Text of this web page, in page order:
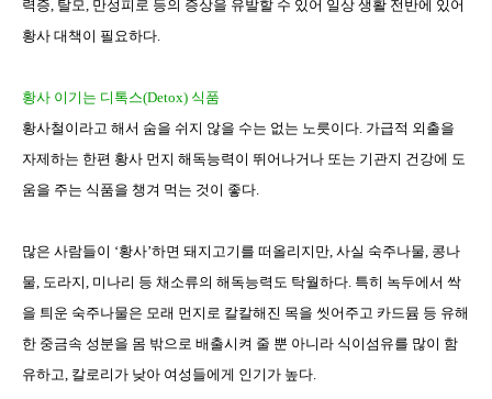
력증, 탈모, 만성피로 등의 증상을 유발할 수 있어 일상 생활 전반에 있어
황사 대책이 필요하다.
황사 이기는 디톡스(Detox) 식품
황사철이라고 해서 숨을 쉬지 않을 수는 없는 노릇이다. 가급적 외출을
자제하는 한편 황사 먼지 해독능력이 뛰어나거나 또는 기관지 건강에 도
움을 주는 식품을 챙겨 먹는 것이 좋다.
많은 사람들이 ‘황사’하면 돼지고기를 떠올리지만, 사실 숙주나물, 콩나
물, 도라지, 미나리 등 채소류의 해독능력도 탁월하다. 특히 녹두에서 싹
을 틔운 숙주나물은 모래 먼지로 칼칼해진 목을 씻어주고 카드뮴 등 유해
한 중금속 성분을 몸 밖으로 배출시켜 줄 뿐 아니라 식이섬유를 많이 함
유하고, 칼로리가 낮아 여성들에게 인기가 높다.